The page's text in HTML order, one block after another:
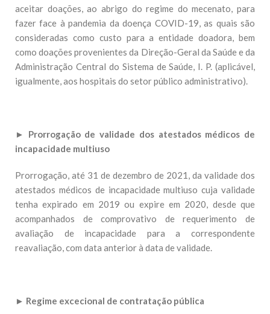
aceitar doações, ao abrigo do regime do mecenato, para
fazer face à pandemia da doença COVID-19, as quais são
consideradas como custo para a entidade doadora, bem
como doações provenientes da Direção-Geral da Saúde e da
Administração Central do Sistema de Saúde, I. P. (aplicável,
igualmente, aos hospitais do setor público administrativo).
► Prorrogação de validade dos atestados médicos de
incapacidade multiuso
Prorrogação, até 31 de dezembro de 2021, da validade dos
atestados médicos de incapacidade multiuso cuja validade
tenha expirado em 2019 ou expire em 2020, desde que
acompanhados de comprovativo de requerimento de
avaliação de incapacidade para a correspondente
reavaliação, com data anterior à data de validade.
► Regime excecional de contratação pública